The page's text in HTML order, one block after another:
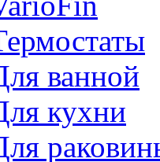
ванной
кухни